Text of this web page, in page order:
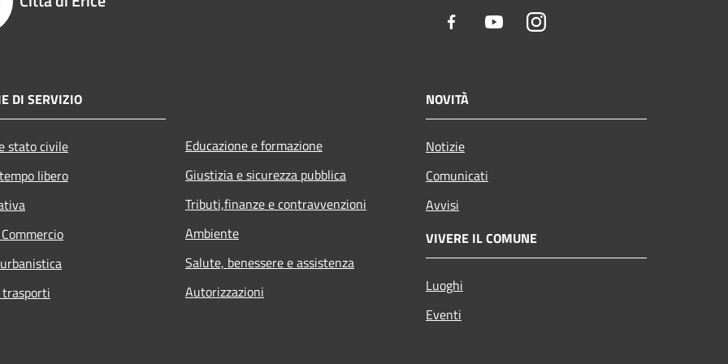
Facebook YoutubeInstagram
DI SERVIZIO
stato civile
libero
Educazione e formazione
Giustizia e sicurezza pubblica
Tributi,finanze e contravvenzioni
Ambiente
Salute, benessere e assistenza
Autorizzazioni
NOVITÀ
Notizie
Comunicati
Avvisi
VIVERE IL COMUNE
Luoghi
Eventi